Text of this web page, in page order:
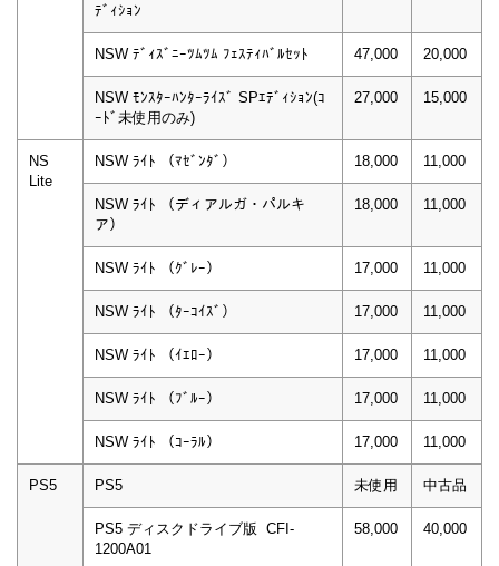
ﾃﾞｨｼｮﾝ
NSW ﾃﾞｨｽﾞﾆｰﾂﾑﾂﾑ ﾌｪｽﾃｨﾊﾞﾙｾｯﾄ 47,000 20,000
NSW ﾓﾝｽﾀｰﾊﾝﾀｰﾗｲｽﾞ SPｴﾃﾞｨｼｮﾝ(ｺ
ｰﾄﾞ未使用のみ)
27,000 15,000
NS
Lite
NSW ﾗｲﾄ （ﾏｾﾞﾝﾀﾞ） 18,000 11,000
NSW ﾗｲﾄ （ディアルガ・パルキ
ア）
18,000 11,000
NSW ﾗｲﾄ （ｸﾞﾚｰ） 17,000 11,000
NSW ﾗｲﾄ （ﾀｰｺｲｽﾞ） 17,000 11,000
NSW ﾗｲﾄ （ｲｴﾛｰ） 17,000 11,000
NSW ﾗｲﾄ （ﾌﾞﾙｰ） 17,000 11,000
NSW ﾗｲﾄ （ｺｰﾗﾙ） 17,000 11,000
PS5 PS5 未使用 中古品
PS5 ディスクドライブ版 CFI-
1200A01
58,000 40,000